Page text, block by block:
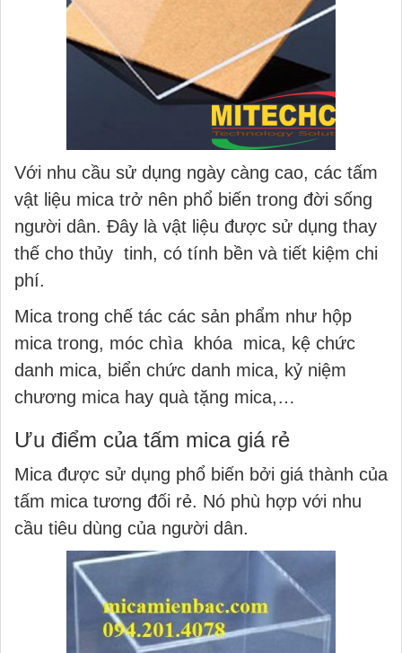
Với nhu cầu sử dụng ngày càng cao, các tấm
vật liệu mica trở nên phổ biến trong đời sống
người dân. Đây là vật liệu được sử dụng thay
thế cho thủy tinh, có tính bền và tiết kiệm chi
phí.
Mica trong chế tác các sản phẩm như hộp
mica trong, móc chìa khóa mica, kệ chức
danh mica, biển chức danh mica, kỷ niệm
chương mica hay quà tặng mica,…
Ưu điểm của tấm mica giá rẻ
Mica được sử dụng phổ biến bởi giá thành của
tấm mica tương đối rẻ. Nó phù hợp với nhu
cầu tiêu dùng của người dân.